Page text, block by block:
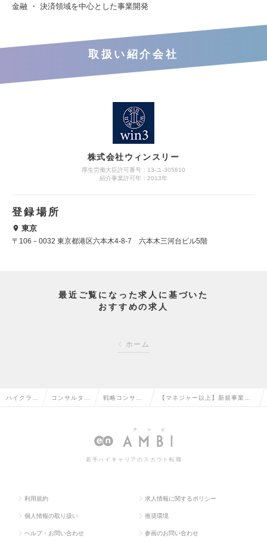
金融 ・ 決済領域を中心とした事業開発
取扱い紹介会社
株式会社ウィンスリー
厚生労働大臣許可番号：13-ユ-305810
紹介事業許可年：2013年
登録場所
東京
〒106－0032 東京都港区六本木4-8-7 六本木三河台ビル5階
最近ご覧になった求人に基づいた
おすすめの求人
ホーム
ハイクラス コンサルタン 戦略コンサル 【マネジャー以上】新規事業開
若手ハイキャリアのスカウト転職
利用規約 求人情報に関するポリシー
個人情報の取り扱い 推奨環境
ヘルプ・お問い合わせ 参画のお問い合わせ